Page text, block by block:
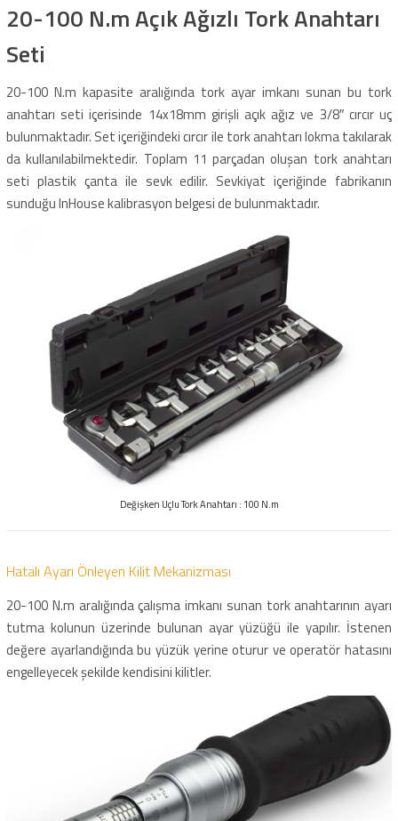
20-100 N.m Açık Ağızlı Tork Anahtarı
Seti
20-100 N.m kapasite aralığında tork ayar imkanı sunan bu tork
anahtarı seti içerisinde 14x18mm girişli açık ağız ve 3/8″ cırcır uç
bulunmaktadır. Set içeriğindeki cırcır ile tork anahtarı lokma takılarak
da kullanılabilmektedir. Toplam 11 parçadan oluşan tork anahtarı
seti plastik çanta ile sevk edilir. Sevkiyat içeriğinde fabrikanın
sunduğu InHouse kalibrasyon belgesi de bulunmaktadır.
Değişken Uçlu Tork Anahtarı : 100 N.m
Hatalı Ayarı Önleyen Kilit Mekanizması
20-100 N.m aralığında çalışma imkanı sunan tork anahtarının ayarı
tutma kolunun üzerinde bulunan ayar yüzüğü ile yapılır. İstenen
değere ayarlandığında bu yüzük yerine oturur ve operatör hatasını
engelleyecek şekilde kendisini kilitler.